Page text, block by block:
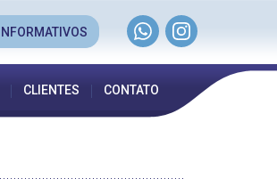
INFORMATIVOS
CLIENTES CONTATO